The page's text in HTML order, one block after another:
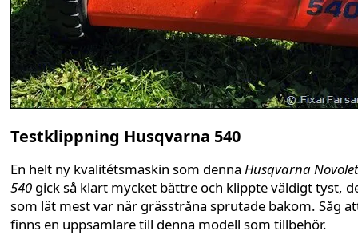
Testklippning Husqvarna 540
En helt ny kvalitétsmaskin som denna Husqvarna
540 gick så klart mycket bättre och klippte väldigt tyst,
som lät mest var när grässtråna sprutade bakom. Såg
finns en uppsamlare till denna modell som tillbehör.